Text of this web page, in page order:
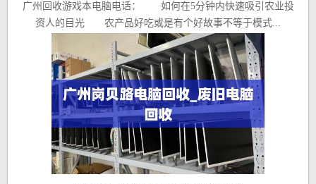
广州回收游戏本电脑电话： 如何在5分钟内快速吸引农业投
资人的目光 农产品好吃或是有个好故事不等于模式...